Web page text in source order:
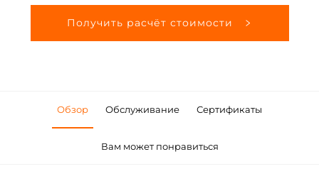
Получить расчёт стоимости
Обзор Обслуживание Сертификаты
Вам может понравиться